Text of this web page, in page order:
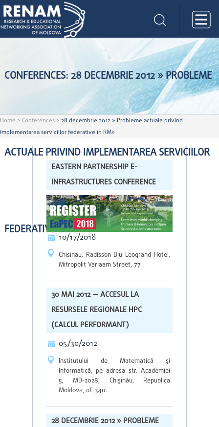
CONFERENCES: 28 DECEMBRIE 2012 » PROBLEME
ACTUALE PRIVIND IMPLEMENTAREA SERVICIILOR
FEDERATIVE ÎN RM»
Home > Conferences > 28 decembrie 2012 » Probleme actuale privind
implementarea serviciilor federative în RM»
EASTERN PARTNERSHIP E-
INFRASTRUCTURES CONFERENCE
10/17/2018
Chisinau, Radisson Blu Leogrand Hotel,
Mitropolit Varlaam Street, 77
30 MAI 2012 — ACCESUL LA
RESURSELE REGIONALE HPC
(CALCUL PERFORMANT)
05/30/2012
Institutului de Matematică şi
Informatică, pe adresa str. Academiei
5, MD-2028, Chişinău, Republica
Moldova, of. 340.
28 DECEMBRIE 2012 » PROBLEME